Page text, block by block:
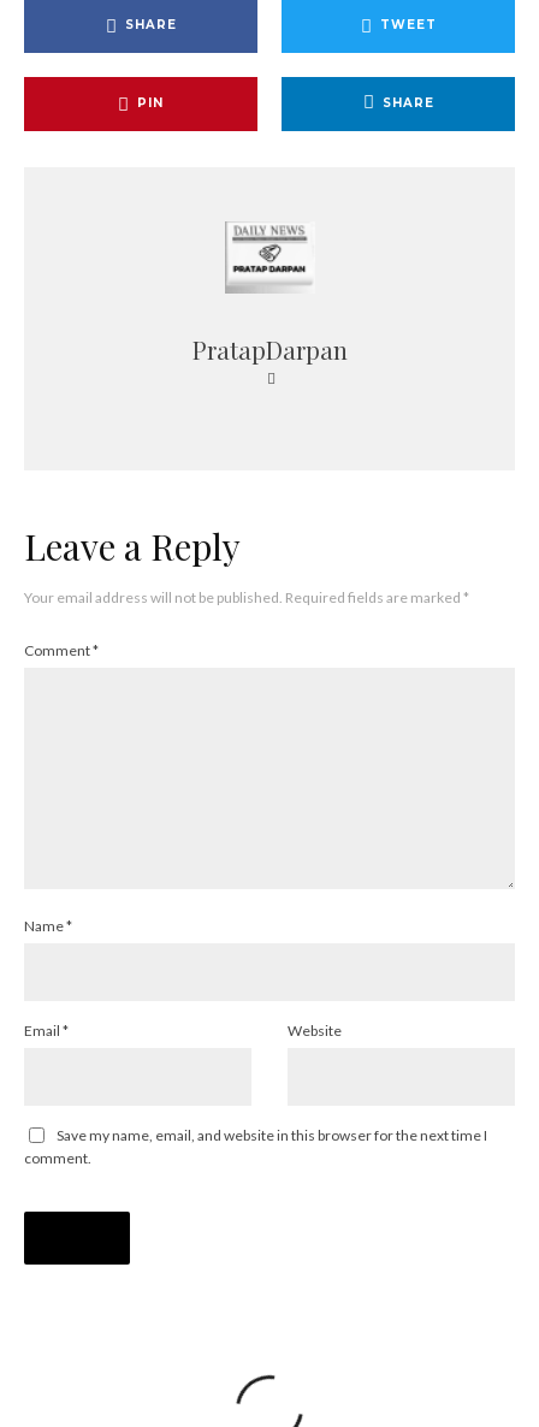
SHARE TWEET
PIN SHARE
PratapDarpan
Leave a Reply
Your email address will not be published. Required fields are marked *
Comment*
Name*
Email * Website
Save my name, email, and website in this browser for the next time I
comment.